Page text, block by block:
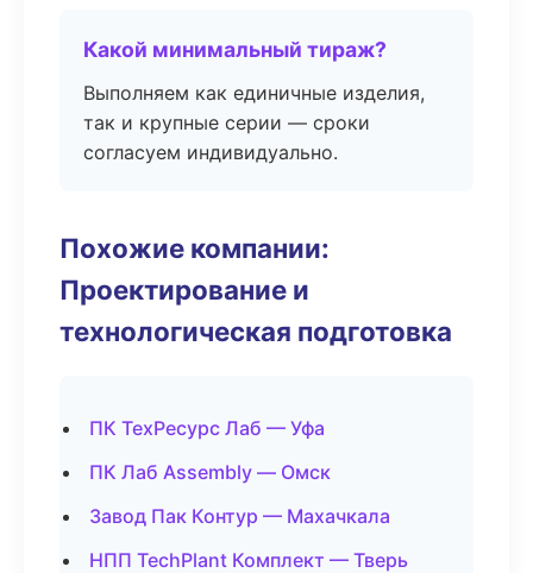
Какой минимальный тираж?
Выполняем как единичные изделия,
так и крупные серии — сроки
согласуем индивидуально.
Похожие компании:
Проектирование и
технологическая подготовка
ПК ТехРесурс Лаб — Уфа
ПК Лаб Assembly — Омск
Завод Пак Контур — Махачкала
НПП TechPlant Комплект — Тверь